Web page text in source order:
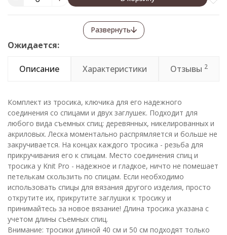
Развернуть
Ожидается:
Описание Характеристики Отзывы 2
Комплект из тросика, ключика для его надежного
соединения со спицами и двух заглушек. Подходит для
любого вида съемных спиц: деревянных, никелированных и
акриловых. Леска моментально распрямляется и больше не
закручивается. На концах каждого тросика - резьба для
прикручивания его к спицам. Место соединения спиц и
тросика у Knit Pro - надежное и гладкое, ничто не помешает
петелькам скользить по спицам. Если необходимо
использовать спицы для вязания другого изделия, просто
открутите их, прикрутите заглушки к тросику и
принимайтесь за новое вязание! Длина тросика указана с
учетом длины съемных спиц.
Внимание: тросики длиной 40 см и 50 см подходят только